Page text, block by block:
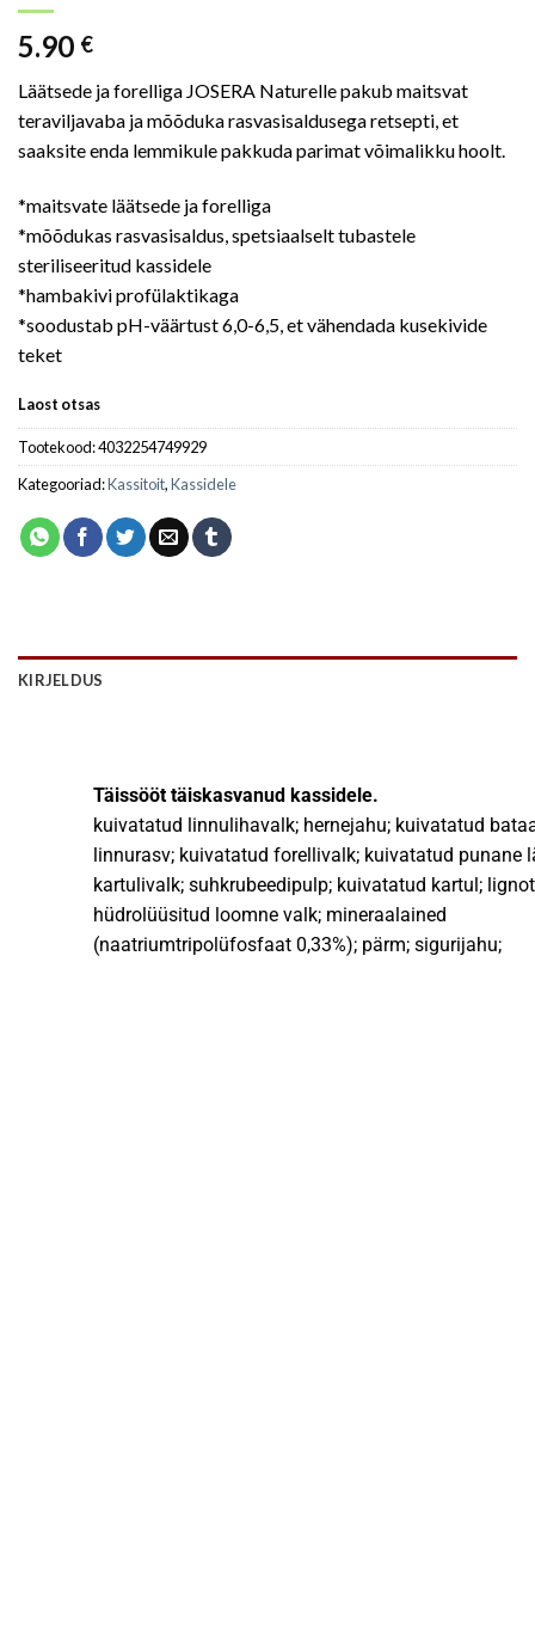
5.90 €
Läätsede ja forelliga JOSERA Naturelle pakub maitsvat
teraviljavaba ja mõõduka rasvasisaldusega retsepti, et
saaksite enda lemmikule pakkuda parimat võimalikku hoolt.
*maitsvate läätsede ja forelliga
*mõõdukas rasvasisaldus, spetsiaalselt tubastele
steriliseeritud kassidele
*hambakivi profülaktikaga
*soodustab pH-väärtust 6,0-6,5, et vähendada kusekivide
teket
Laost otsas
Tootekood:4032254749929
Kategooriad:Kassitoit,Kassidele
KIRJELDUS
Täissööt täiskasvanud kassidele.
kuivatatud linnulihavalk; hernejahu; kuivatatud
linnurasv; kuivatatud forellivalk; kuivatatud punane
kartulivalk; suhkrubeedipulp; kuivatatud kartul;
hüdrolüüsitud loomne valk; mineraalained
(naatriumtripolüfosfaat 0,33%); pärm; sigurijahu;